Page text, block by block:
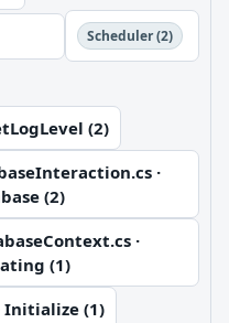
Scheduler (2)
(2)
·
(2)
·
(1)
Initialize (1)